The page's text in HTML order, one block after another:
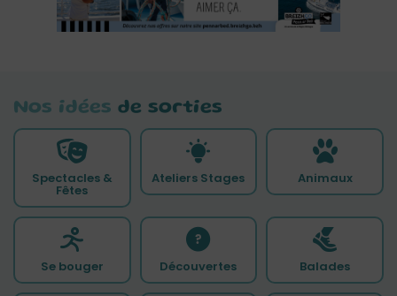
Nos idées de sorties
Spectacles &
Fêtes
Ateliers Stages Animaux
Se bouger Découvertes Balades